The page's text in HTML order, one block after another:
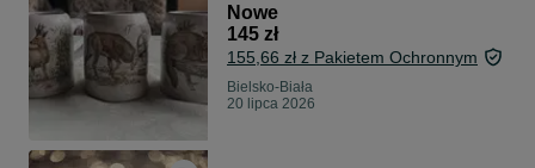
Nowe
145 zł
155,66 zł z Pakietem Ochronnym
Bielsko-Biała
20 lipca 2026